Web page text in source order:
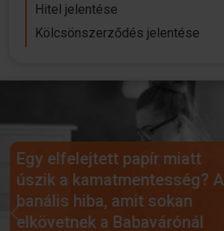
Hitel jelentése
Kölcsönszerződés jelentése
Újabb haladékot
a Babaváró
nem született meg a
gyermek